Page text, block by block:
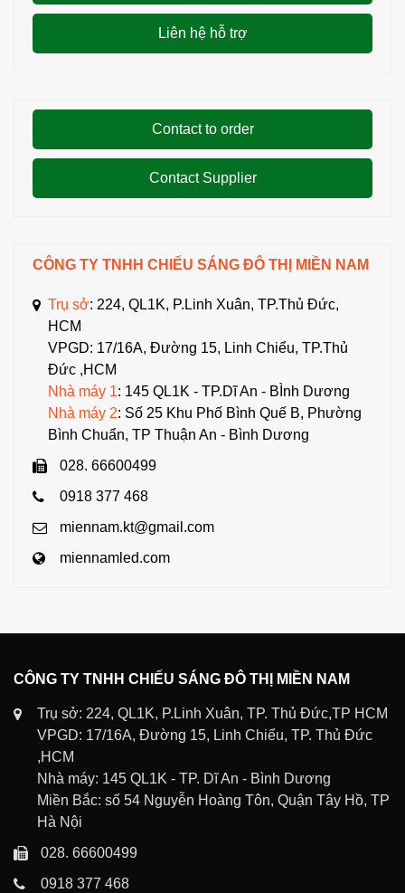
Liên hệ hỗ trợ
Contact to order
Contact Supplier
CÔNG TY TNHH CHIẾU SÁNG ĐÔ THỊ MIỀN NAM
Trụ sở: 224, QL1K, P.Linh Xuân, TP.Thủ Đức,
HCM
VPGD: 17/16A, Đường 15, Linh Chiểu, TP.Thủ
Đức ,HCM
Nhà máy 1: 145 QL1K - TP.Dĩ An - BÌnh Dương
Nhà máy 2: Số 25 Khu Phố Bình Quế B, Phường
Bình Chuẩn, TP Thuận An - Bình Dương
028. 66600499
0918 377 468
miennam.kt@gmail.com
miennamled.com
CÔNG TY TNHH CHIẾU SÁNG ĐÔ THỊ MIỀN NAM
Trụ sở: 224, QL1K, P.Linh Xuân, TP. Thủ Đức,TP HCM
VPGD: 17/16A, Đường 15, Linh Chiểu, TP. Thủ Đức
,HCM
Nhà máy: 145 QL1K - TP. Dĩ An - Bình Dương
Miền Bắc: số 54 Nguyễn Hoàng Tôn, Quận Tây Hồ, TP
Hà Nội
028. 66600499
0918 377 468